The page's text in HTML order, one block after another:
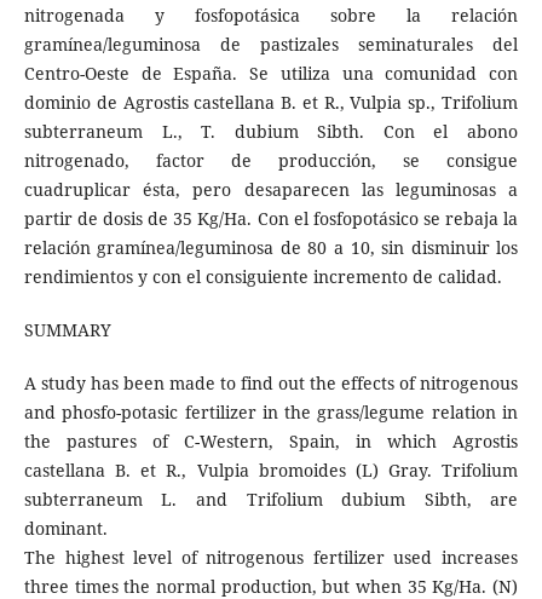
nitrogenada y fosfopotásica sobre la relación
gramínea/leguminosa de pastizales seminaturales del
Centro-Oeste de España. Se utiliza una comunidad con
dominio de Agrostis castellana B. et R., Vulpia sp., Trifolium
subterraneum L., T. dubium Sibth. Con el abono
nitrogenado, factor de producción, se consigue
cuadruplicar ésta, pero desaparecen las leguminosas a
partir de dosis de 35 Kg/Ha. Con el fosfopotásico se rebaja la
relación gramínea/leguminosa de 80 a 10, sin disminuir los
rendimientos y con el consiguiente incremento de calidad.
SUMMARY
A study has been made to find out the effects of nitrogenous
and phosfo-potasic fertilizer in the grass/legume relation in
the pastures of C-Western, Spain, in which Agrostis
castellana B. et R., Vulpia bromoides (L) Gray. Trifolium
subterraneum L. and Trifolium dubium Sibth, are
dominant.
The highest level of nitrogenous fertilizer used increases
three times the normal production, but when 35 Kg/Ha. (N)